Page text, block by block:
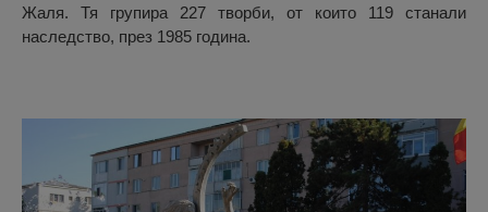
Жаля. Тя групира 227 творби, от които 119 станали
наследство, през 1985 година.